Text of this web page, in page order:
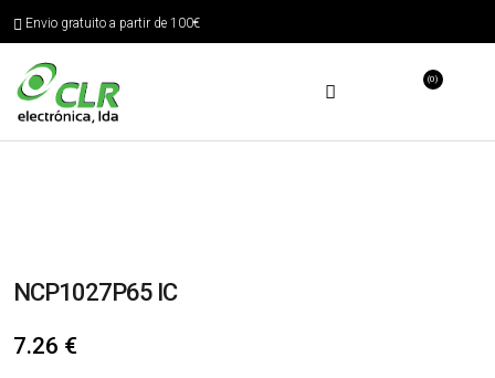
Envio gratuito a partir de 100€
(0)
NCP1027P65 IC
7.26 €